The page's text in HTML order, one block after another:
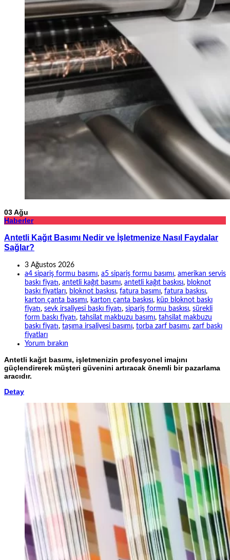
03Ağu
Haberler
Antetli Kağıt Basımı Nedir ve İşletmenize Nasıl Faydalar
Sağlar?
3 Ağustos 2026
a4 sipariş formu basımı, a5 sipariş formu basımı, amerikan servis
baskı fiyatı, antetli kağıt basımı, antetli kağıt baskısı, bloknot
baskı fiyatları, bloknot baskısı, fatura basımı, fatura baskısı,
karton çanta basımı, karton çanta baskısı, küp bloknot baskı
fiyatı, sevk irsaliyesi baskı fiyatı, sipariş formu baskısı, sürekli
form baskı fiyatı, tahsilat makbuzu basımı, tahsilat makbuzu
baskı fiyatı, taşıma irsaliyesi basımı, torba zarf basımı, zarf baskı
fiyatları
Yorum bırakın
Antetli kağıt basımı, işletmenizin profesyonel imajını
güçlendirerek müşteri güvenini artıracak önemli bir pazarlama
aracıdır.
Detay